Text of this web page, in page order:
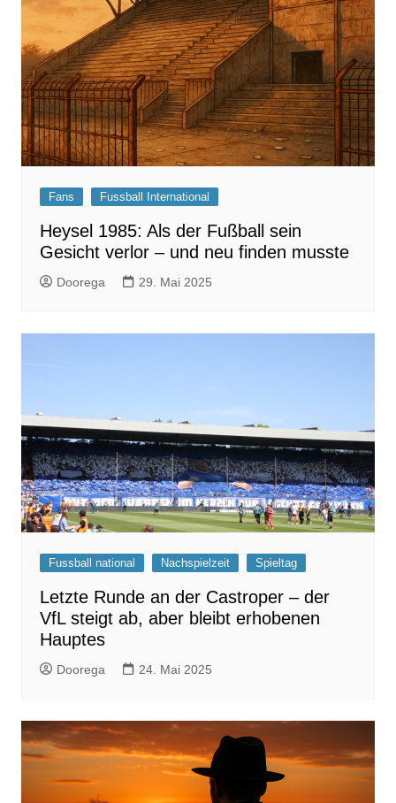
Fans Fussball International
Heysel 1985: Als der Fußball sein
Gesicht verlor – und neu finden musste
Doorega 29. Mai 2025
Fussball national Nachspielzeit Spieltag
Letzte Runde an der Castroper – der
VfL steigt ab, aber bleibt erhobenen
Hauptes
Doorega 24. Mai 2025